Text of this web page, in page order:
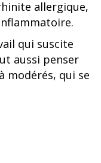
allergique,
qui suscite
aussi penser
modérés, qui se